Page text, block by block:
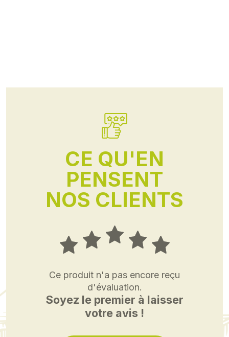
CE QU'EN
PENSENT
NOS CLIENTS
Ce produit n'a pas encore reçu
d'évaluation.
Soyez le premier à laisser
votre avis !